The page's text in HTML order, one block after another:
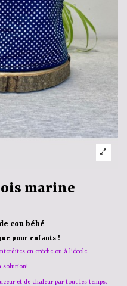
marine
cou bébé
pour enfants !
en crèche ou à l'école.
solution!
et de chaleurpar tout les temps.